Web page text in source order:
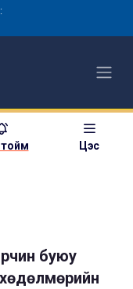
Цэс
буюу
хөдөлмөрийн